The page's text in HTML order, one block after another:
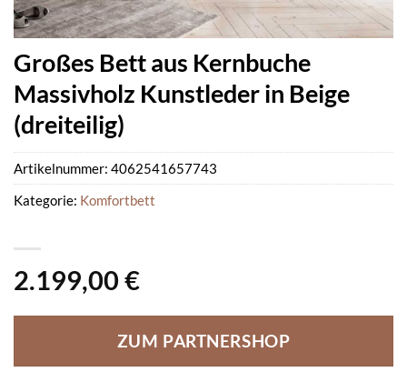
Großes Bett aus Kernbuche
Massivholz Kunstleder in Beige
(dreiteilig)
2.199,00 €
ZUM PARTNERSHOP
Artikelnummer: 4062541657743
Kategorie: Komfortbett